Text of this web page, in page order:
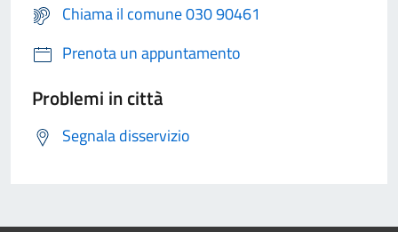
Chiama il comune 030 90461
Prenota un appuntamento
Problemi in città
Segnala disservizio